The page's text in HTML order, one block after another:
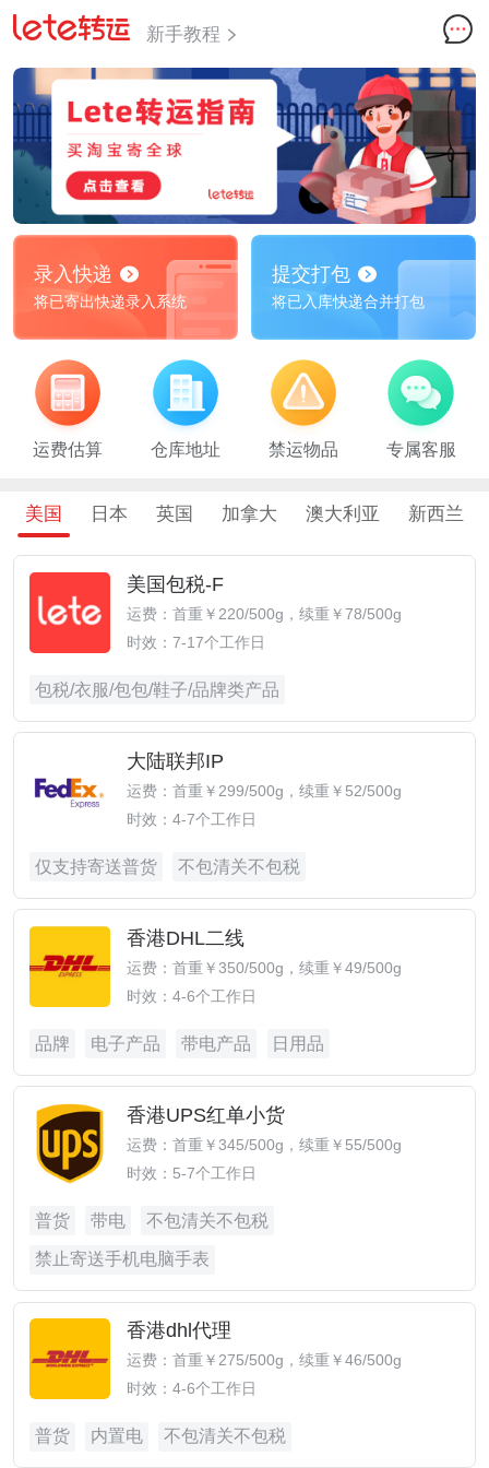
新手教程
录入快递
将已寄出快递录入系统
提交打包
将已入库快递合并打包
运费估算 仓库地址 禁运物品 专属客服
美国 日本 英国 加拿大 澳大利亚 新西兰
美国包税-F
运费：首重￥220/500g，续重￥78/500g
时效：7-17个工作日
包税/衣服/包包/鞋子/品牌类产品
大陆联邦IP
运费：首重￥299/500g，续重￥52/500g
时效：4-7个工作日
仅支持寄送普货 不包清关不包税
香港DHL二线
运费：首重￥350/500g，续重￥49/500g
时效：4-6个工作日
品牌 电子产品 带电产品 日用品
香港UPS红单小货
运费：首重￥345/500g，续重￥55/500g
时效：5-7个工作日
普货 带电 不包清关不包税
禁止寄送手机电脑手表
香港dhl代理
运费：首重￥275/500g，续重￥46/500g
时效：4-6个工作日
普货 内置电 不包清关不包税